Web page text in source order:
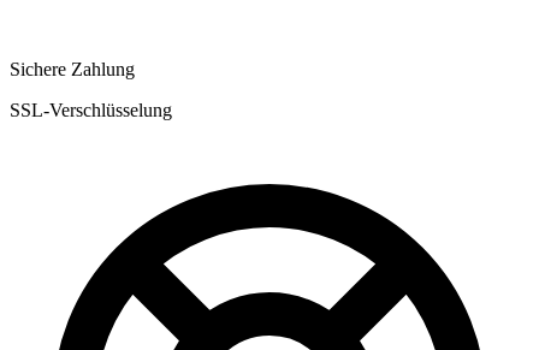
Sichere Zahlung
SSL-Verschlüsselung